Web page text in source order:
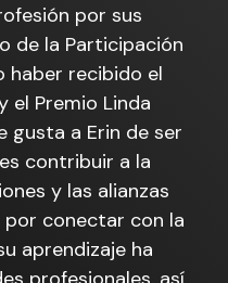
por sus
de la Participación
haber recibido el
el Premio Linda
gusta a Erin de ser
contribuir a la
y las alianzas
por conectar con la
aprendizaje ha